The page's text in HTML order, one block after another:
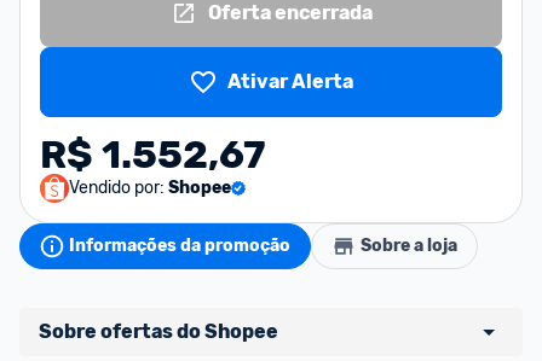
Oferta encerrada
Ativar Alerta
R$ 1.552,67
Vendido por: Shopee
Informações da promoção Sobre a loja
Sobre ofertas do Shopee